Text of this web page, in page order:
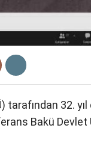
tarafından 32.
Bakü